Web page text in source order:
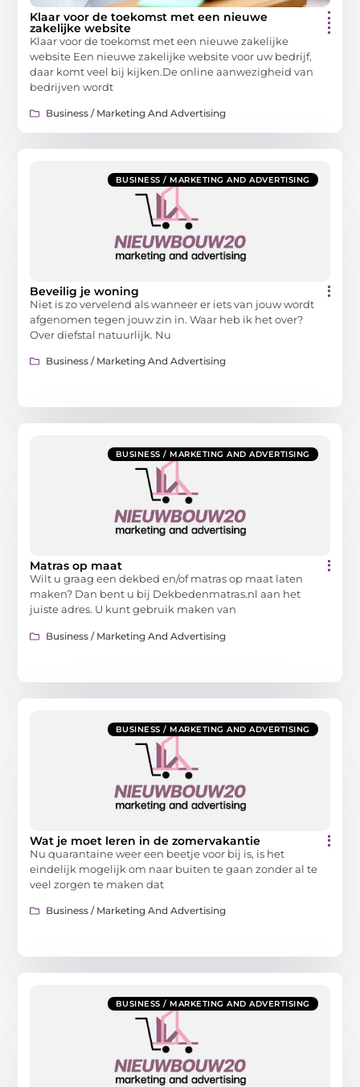
Klaar voor de toekomst met een nieuwe
zakelijke website
Klaar voor de toekomst met een nieuwe zakelijke
website Een nieuwe zakelijke website voor uw bedrijf,
daar komt veel bij kijken.De online aanwezigheid van
bedrijven wordt
Business / Marketing And Advertising
BUSINESS / MARKETING AND ADVERTISING
Beveilig je woning
Niet is zo vervelend als wanneer er iets van jouw wordt
afgenomen tegen jouw zin in. Waar heb ik het over?
Over diefstal natuurlijk. Nu
Business / Marketing And Advertising
BUSINESS / MARKETING AND ADVERTISING
Matras op maat
Wilt u graag een dekbed en/of matras op maat laten
maken? Dan bent u bij Dekbedenmatras.nl aan het
juiste adres. U kunt gebruik maken van
Business / Marketing And Advertising
BUSINESS / MARKETING AND ADVERTISING
Wat je moet leren in de zomervakantie
Nu quarantaine weer een beetje voor bij is, is het
eindelijk mogelijk om naar buiten te gaan zonder al te
veel zorgen te maken dat
Business / Marketing And Advertising
BUSINESS / MARKETING AND ADVERTISING